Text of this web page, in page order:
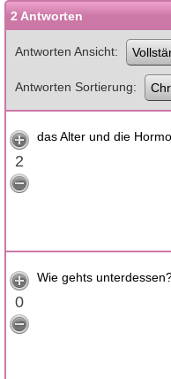
2 Antworten
Antworten Ansicht
Antworten Sortierung
2
das Alter und die
0
Wie gehts